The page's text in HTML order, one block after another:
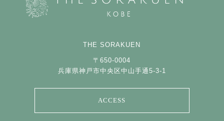
THE SORAKUEN
〒650-0004
兵庫県神戸市中央区中山手通5-3-1
ACCESS